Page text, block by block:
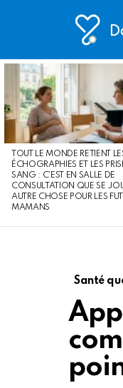
LATEST
STORIES
TOUT LE MONDE RETIENT
ÉCHOGRAPHIES ET LES
SANG : C’EST EN SALLE DE
CONSULTATION QUE SE
AUTRE CHOSE POUR LES
MAMANS
Santé